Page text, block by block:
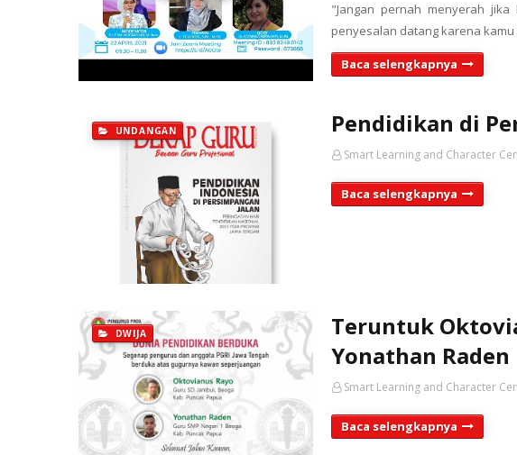
"Jangan pernah menyerah
penyesalan datang karena kamu
Baca selengkapnya
UNDANGAN Pendidikan di
Smart Learning and Character
Baca selengkapnya
DWIJA
Teruntuk
Yonathan Raden
Smart Learning and Character
Baca selengkapnya